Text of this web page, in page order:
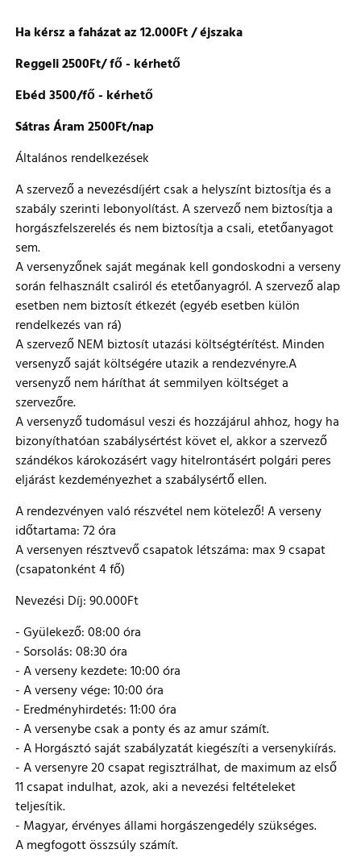
Ha kérsz a faházat az 12.000Ft / éjszaka
Reggeli 2500Ft/ fő - kérhető
Ebéd 3500/fő - kérhető
Sátras Áram 2500Ft/nap
Általános rendelkezések
A szervező a nevezésdíjért csak a helyszínt biztosítja és a
szabály szerinti lebonyolítást. A szervező nem biztosítja a
horgászfelszerelés és nem biztosítja a csali, etetőanyagot
sem.
A versenyzőnek saját megának kell gondoskodni a verseny
során felhasznált csaliról és etetőanyagról. A szervező alap
esetben nem biztosít étkezét (egyéb esetben külön
rendelkezés van rá)
A szervező NEM biztosít utazási költségtérítést. Minden
versenyző saját költségére utazik a rendezvényre.A
versenyző nem háríthat át semmilyen költséget a
szervezőre.
A versenyző tudomásul veszi és hozzájárul ahhoz, hogy ha
bizonyíthatóan szabálysértést követ el, akkor a szervező
szándékos károkozásért vagy hitelrontásért polgári peres
eljárást kezdeményezhet a szabálysértő ellen.
A rendezvényen való részvétel nem kötelező! A verseny
időtartama: 72 óra
A versenyen résztvevő csapatok létszáma: max 9 csapat
(csapatonként 4 fő)
Nevezési Díj: 90.000Ft
- Gyülekező: 08:00 óra
- Sorsolás: 08:30 óra
- A verseny kezdete: 10:00 óra
- A verseny vége: 10:00 óra
- Eredményhirdetés: 11:00 óra
- A versenybe csak a ponty és az amur számít.
- A Horgásztó saját szabályzatát kiegészíti a versenykiírás.
- A versenyre 20 csapat regisztrálhat, de maximum az első
11 csapat indulhat, azok, aki a nevezési feltételeket
teljesítik.
- Magyar, érvényes állami horgászengedély szükséges.
A megfogott összsúly számít.